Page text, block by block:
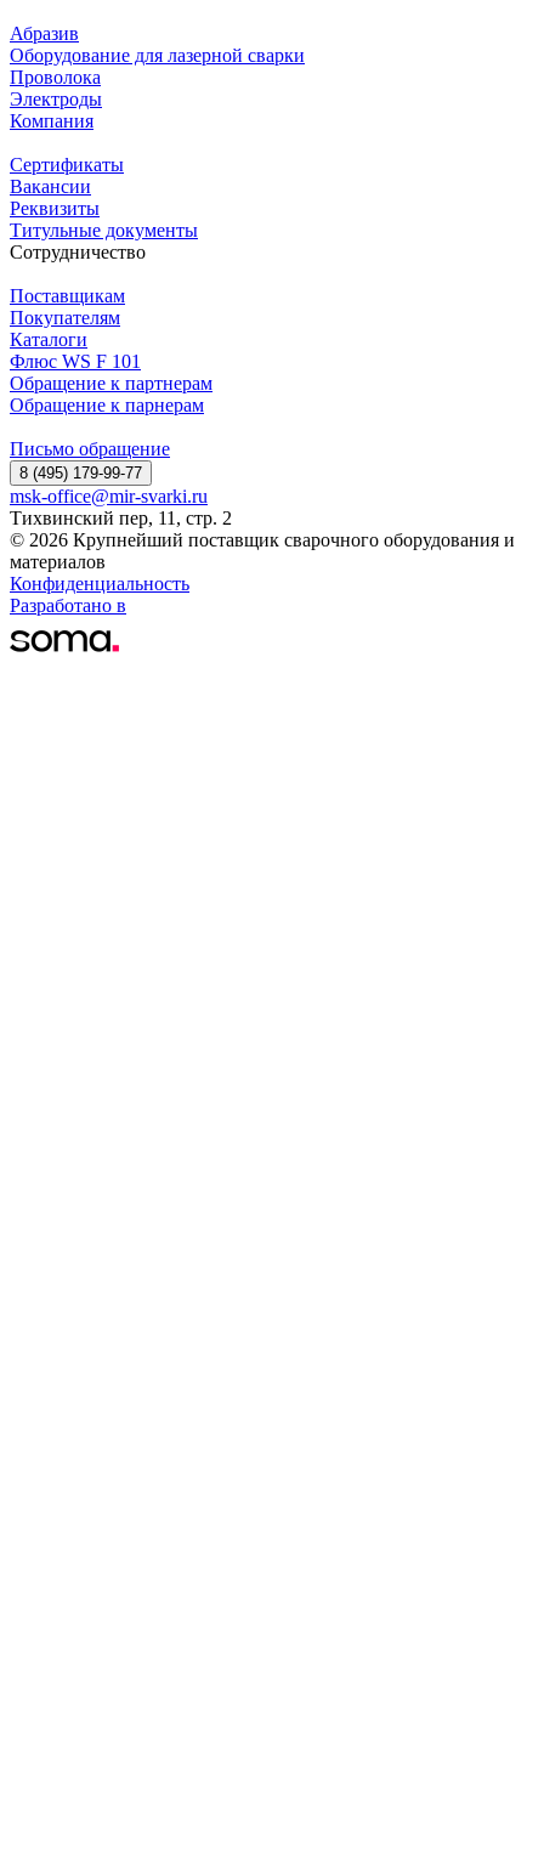
Абразив
Оборудование для лазерной сварки
Проволока
Электроды
Компания
Сертификаты
Вакансии
Реквизиты
Титульные документы
Сотрудничество
Поставщикам
Покупателям
Каталоги
Флюс WS F 101
Обращение к партнерам
Обращение к парнерам
Письмо обращение
8 (495) 179-99-77
msk-office@mir-svarki.ru
Тихвинский пер, 11, стр. 2
© 2026 Крупнейший поставщик сварочного оборудования и
материалов
Конфиденциальность
Разработано в